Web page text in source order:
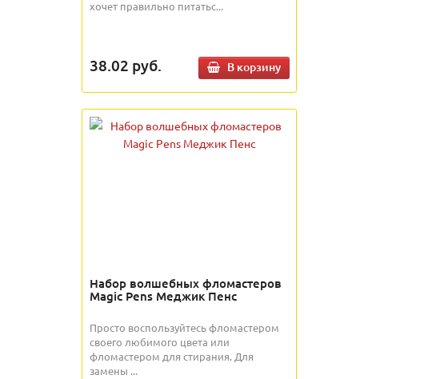
хочет правильно питатьс...
38.02 руб. В корзину
Набор волшебных фломастеров
Magic Pens Меджик Пенс
Просто воспользуйтесь фломастером
своего любимого цвета или
фломастером для стирания. Для
замены ...